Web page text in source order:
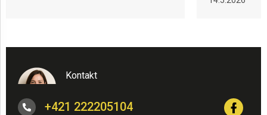
Kontakt
+421 222205104